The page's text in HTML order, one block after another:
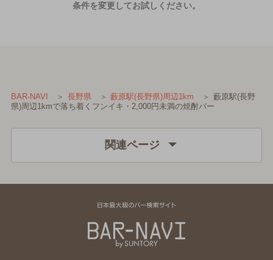
条件を変更してお試しください。
BAR-NAVI 長野県 藪原駅(長野県)周辺1km
藪原駅(長野
県)周辺1kmで落ち着くフンイキ・2,000円未満の焼酎バー
関連ページ